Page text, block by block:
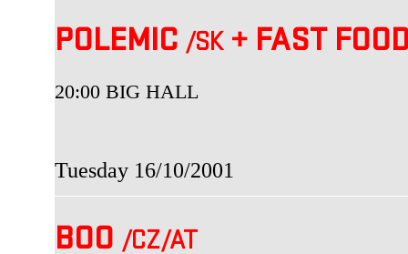
POLEMIC /SK + FAST
20:00 BIG HALL
Tuesday 16/10/2001
BOO /CZ/AT